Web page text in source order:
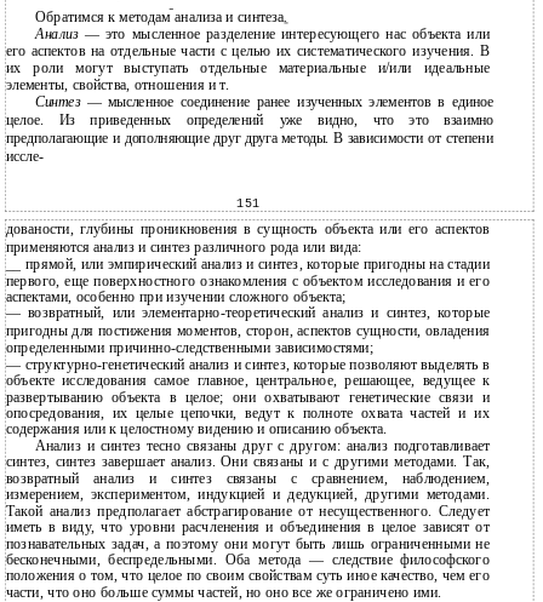
Обратимся к методам анализа и синтеза.
Анализ — это мысленное разделение интересующего нас объекта или
его аспектов на отдельные части с целью их систематического изучения. В
их роли могут выступать отдельные материальные и/или идеальные
элементы, свойства, отношения и т.
Синтез — мысленное соединение ранее изученных элементов в единое
целое. Из приведенных определений уже видно, что это взаимно
предполагающие и дополняющие друг друга методы. В зависимости от степени
иссле-
151
дованости, глубины проникновения в сущность объекта или его аспектов
применяются анализ и синтез различного рода или вида:
__ прямой, или эмпирический анализ и синтез, которые пригодны на стадии
первого, еще поверхностного ознакомления с объектом исследования и его
аспектами, особенно при изучении сложного объекта;
— возвратный, илиэлементарно-теоретический анализ и синтез, которые
пригодны для постижения моментов, сторон, аспектов сущности, овладения
определенными причинно-следственными зависимостями;
— структурно-генетический анализ и синтез, которые позволяют выделять в
объекте исследования самое главное, центральное, решающее, ведущее к
развертыванию объекта в целое; они охватывают генетические связи и
опосредования, их целые цепочки, ведут к полноте охвата частей и их
содержания или к целостному видению и описанию объекта.
Анализ и синтез тесно связаны друг с другом: анализ подготавливает
синтез, синтез завершает анализ. Они связаны и с другими методами. Так,
возвратный анализ и синтез связаны с сравнением, наблюдением,
измерением, экспериментом, индукцией и дедукцией, другими методами.
Такой анализ предполагает абстрагирование от несущественного. Следует
иметь в виду, что уровни расчленения и объединения в целое зависят от
познавательных задач, а поэтому они могут быть лишь ограниченными не
бесконечными, беспредельными. Оба метода — следствие философского
положения о том, что целое по своим свойствам суть иное качество, чем его
части, что оно больше суммы частей, но оно все же ограничено ими.